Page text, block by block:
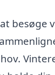
besøge